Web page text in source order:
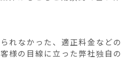
れなかった、適正料金など
様の目線に立った弊社独自